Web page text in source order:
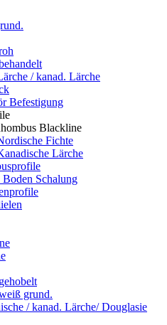
/ kanad. Lärche
Befestigung
Blackline
Fichte
Lärche
Schalung
grund.
/ kanad. Lärche/ Douglasie